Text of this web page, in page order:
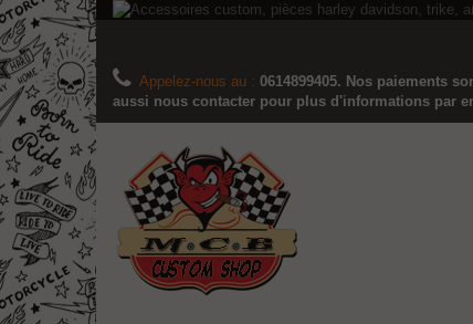
Appelez-nous au : 0614899405. Nos paiements
aussi nous contacter pour plus d'informations par